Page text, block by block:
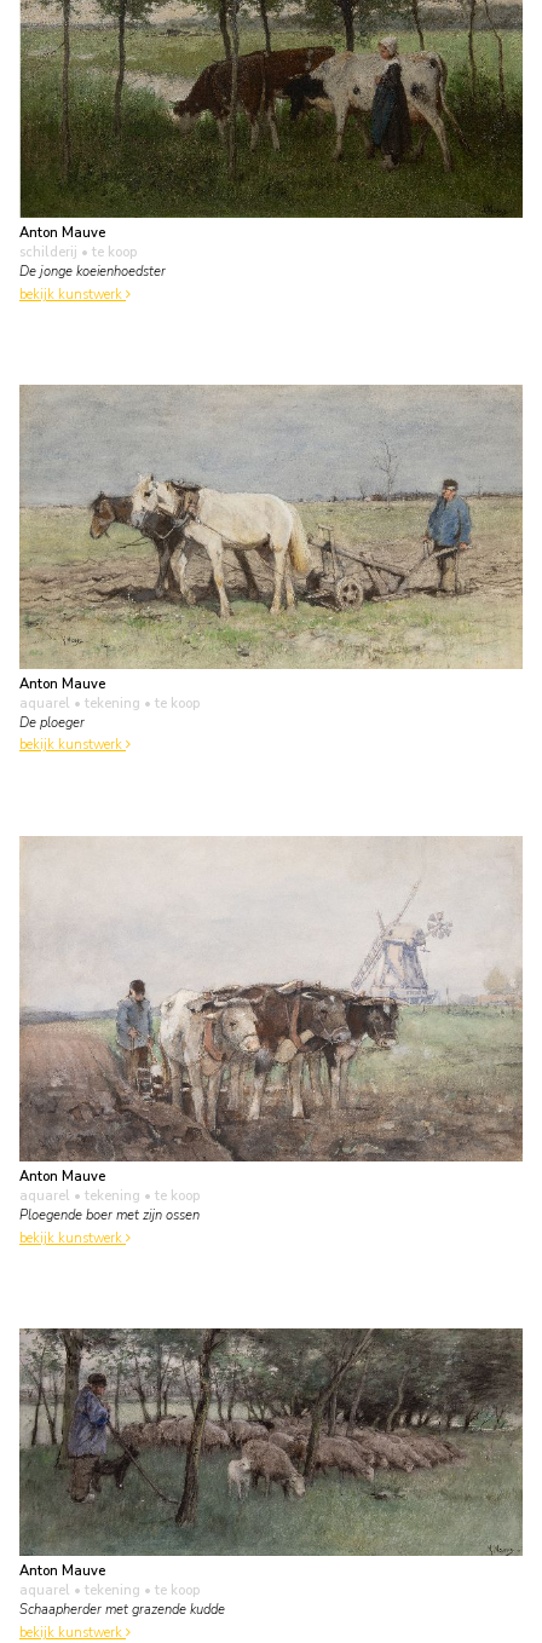
Anton Mauve
schilderij • te koop
De jonge koeienhoedster
bekijk kunstwerk
Anton Mauve
aquarel • tekening • te koop
De ploeger
bekijk kunstwerk
Anton Mauve
aquarel • tekening • te koop
Ploegende boer met zijn ossen
bekijk kunstwerk
Anton Mauve
aquarel • tekening • te koop
Schaapherder met grazende kudde
bekijk kunstwerk